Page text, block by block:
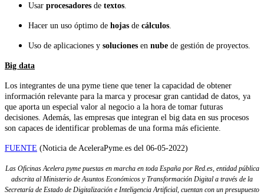
Usar procesadores de textos
Hacer un uso óptimo de hojas de cálculos
Uso de aplicaciones y soluciones en nube de gestión de proyectos.
Big data
Los integrantes de una pyme tiene que tener la capacidad de obtener
información relevante para la marca y procesar gran cantidad de datos, ya
que aporta un especial valor al negocio a la hora de tomar futuras
decisiones. Además, las empresas que integran el big data en sus procesos
son capaces de identificar problemas de una forma más eficiente.
FUENTE (Noticia de AceleraPyme.es del 06-05-2022)
Las Oficinas Acelera pyme puestas en marcha en toda España por Red.es, entidad pública
adscrita al Ministerio de Asuntos Económicos y Transformación Digital a través de la
Secretaría de Estado de Digitalización e Inteligencia Artificial, cuentan con un presupuesto